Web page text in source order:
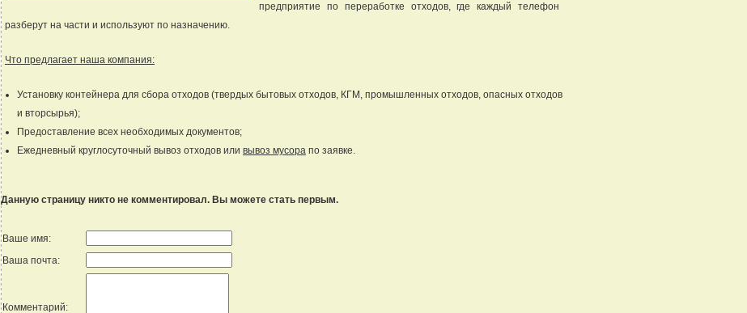
предприятие по переработке отходов, где каждый телефон
разберут на части и используют по назначению.
Что предлагает наша компания:
Установку контейнера для сбора отходов (твердых бытовых отходов, КГМ, промышленных отходов, опасных отходов
и вторсырья);
Предоставление всех необходимых документов;
Ежедневный круглосуточный вывоз отходов или вывоз мусора по заявке.
Данную страницу никто не комментировал. Вы можете стать первым.
Ваше имя:
Ваша почта:
Комментарий: